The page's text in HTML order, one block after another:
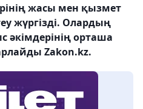
жасы мен қызмет
жүргізді. Олардың
әкімдерінің орташа
Zakon.kz.